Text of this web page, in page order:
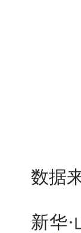
数据
新华